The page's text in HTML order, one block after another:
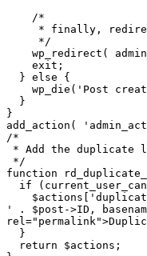
    /*
* finally,
     */
wp_redirect(
    exit;
  } else {
wp_die('Post
  }
}
add_action(
/*
* Add the duplicate
*/
function
if
' . $post->ID,
  }
  return $actions;